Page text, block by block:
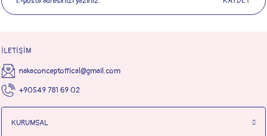
İLETİŞİM
nakaconceptoffical@gmail.com
+90549 781 69 02
KURUMSAL